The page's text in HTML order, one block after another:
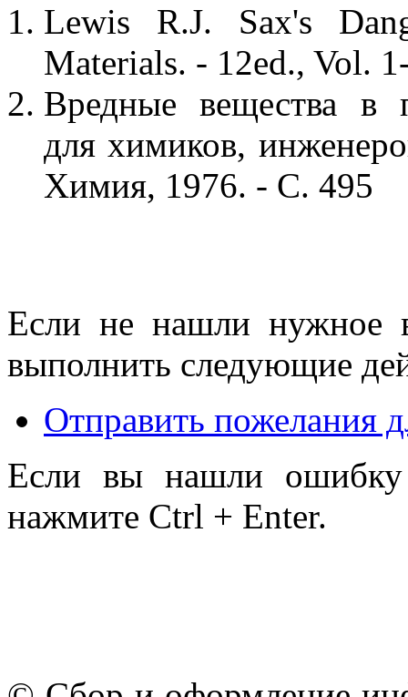
Lewis R.J. Sax's
Materials. - 12ed., Vol.
Вредные вещества в
для химиков,
Химия, 1976. - С. 495
Если не нашли нужное
выполнить следующие
Отправить пожелания
Если вы нашли ошибку
нажмите Ctrl + Enter.